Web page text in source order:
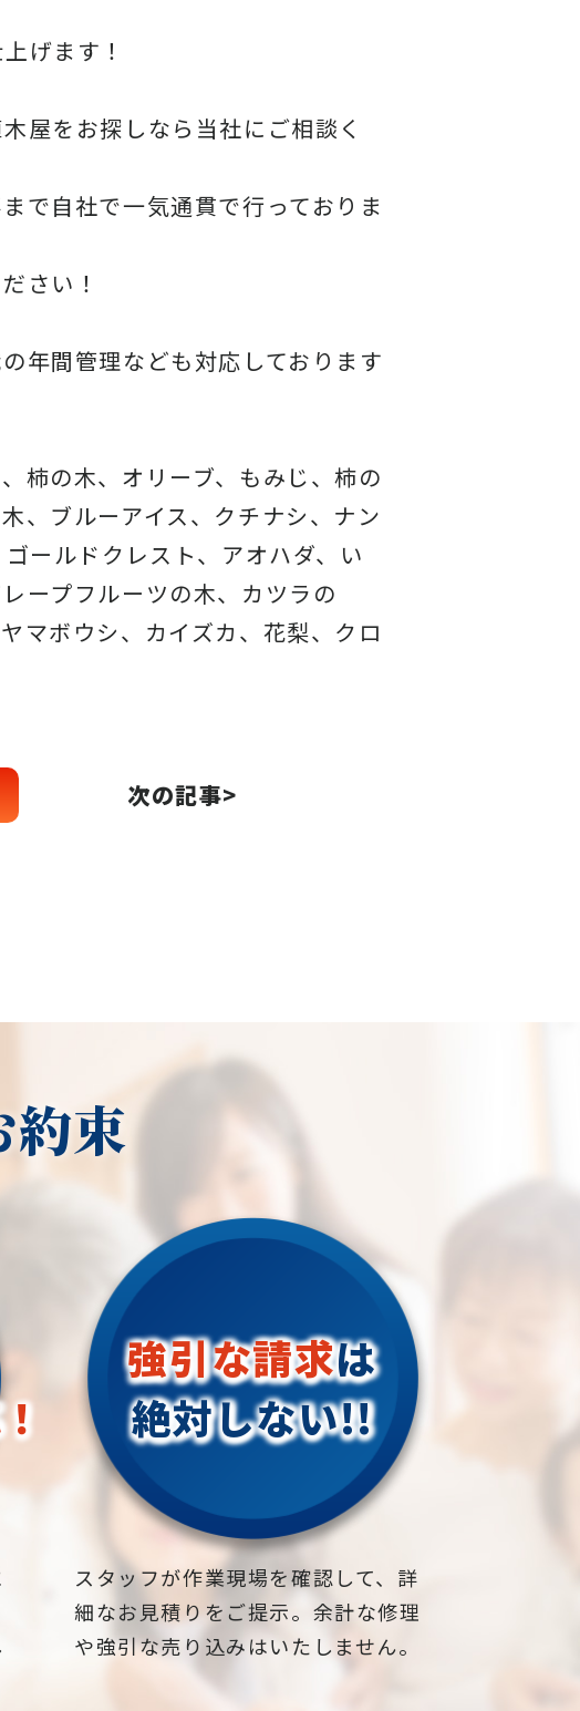
げます！
屋をお探しなら当社にご相談く
で自社で一気通貫で行っておりま
さい！
年間管理なども対応しております
柿の木、オリーブ、もみじ、柿の
、ブルーアイス、クチナシ、ナン
ールドクレスト、アオハダ、い
ープフルーツの木、カツラの
マボウシ、カイズカ、花梨、クロ
次の記事>
束
強引な請求は
絶対しない!!
スタッフが作業現場を確認して、詳
細なお見積りをご提示。余計な修理
や強引な売り込みはいたしません。